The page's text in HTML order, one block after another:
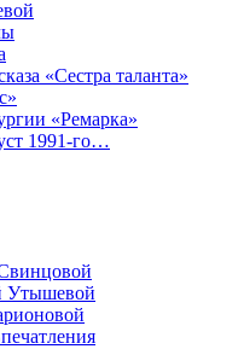
«Сестра таланта»
«Ремарка»
1991-го…
Утышевой